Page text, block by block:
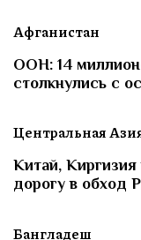
Афганистан
ООН: 14
столкнулись с
Центральная
Китай,
дорогу в обход
Бангладеш